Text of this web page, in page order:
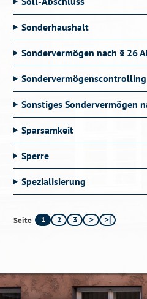
Sonderhaushalt
Sondervermögen nach § 26
Sondervermögenscontrolling
Sonstiges Sondervermögen
Sparsamkeit
Sperre
Spezialisierung
Seite 1 2 3